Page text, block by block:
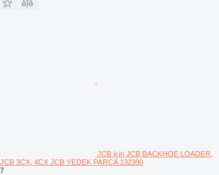
JCB için JCB BACKHOE LOADER,
JCB 3CX, 4CX JCB YEDEK PARÇA 132390
7